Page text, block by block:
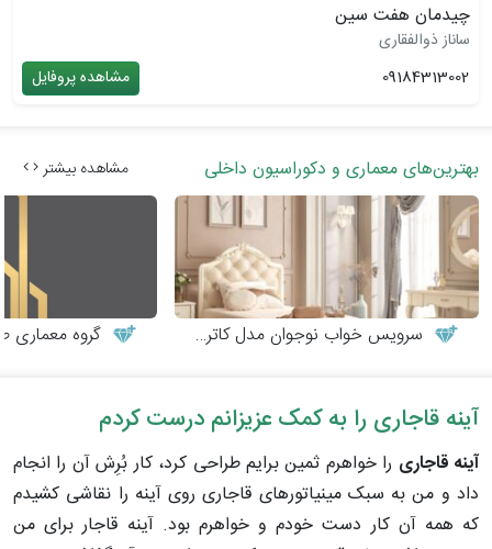
چیدمان هفت سین
ساناز ذوالفقاری
09184313002
مشاهده پروفایل
بهترین‌های معماری و دکوراسیون داخلی مشاهده بیشتر
سرویس خواب نوجوان مدل کاترینا گروه معماری
آینه قاجاری را به کمک عزیزانم درست کردم
آینه قاجاری را خواهرم ثمین برایم طراحی کرد، کار بُرِش آن را انجام
داد و من به سبک مینیاتورهای قاجاری روی آینه را نقاشی کشیدم
که همه آن کار دست خودم و خواهرم بود. آینه قاجار برای من